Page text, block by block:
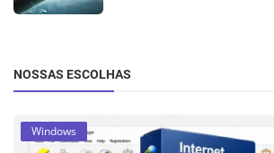
NOSSAS ESCOLHAS
Windows